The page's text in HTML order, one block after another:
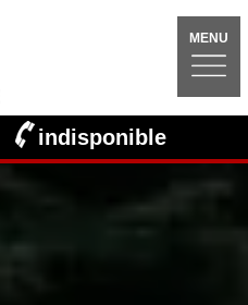
MENU
indisponible